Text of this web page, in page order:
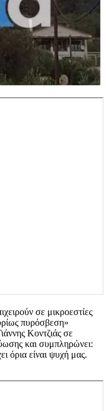
σε μικροεστίες
πυρόσβεση»
Κοντζιάς σε
και συμπληρώνει:
όρια είναι ψυχή μας.